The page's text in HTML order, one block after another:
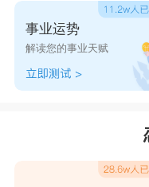
事业运势
解读您的事业天赋